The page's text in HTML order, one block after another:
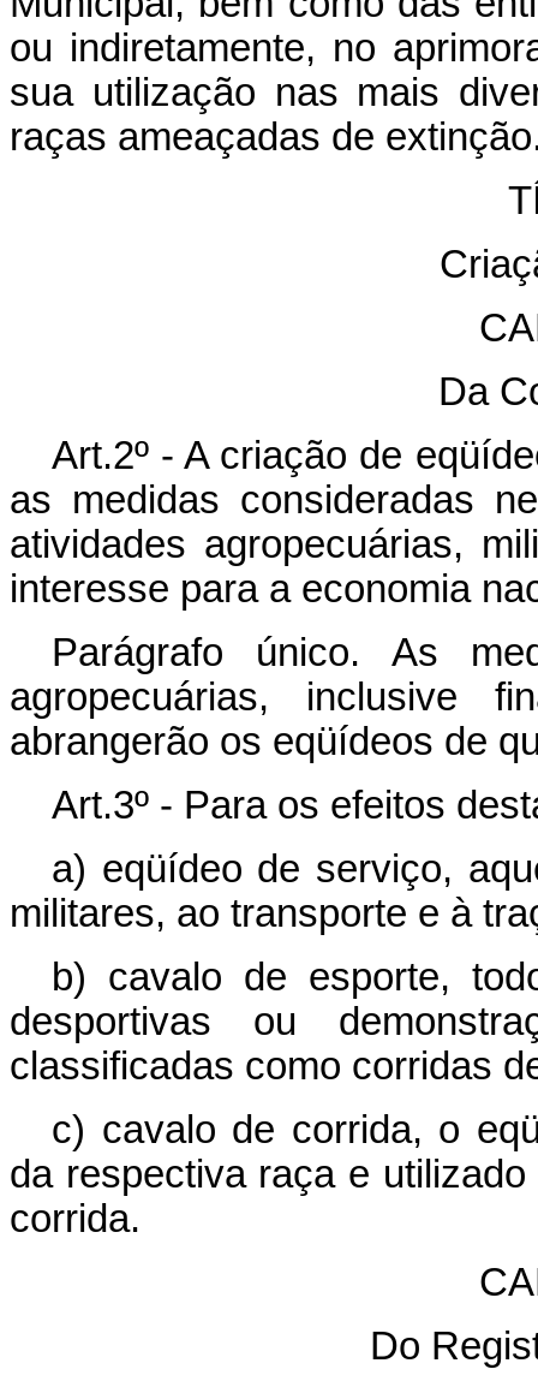
ou indiretamente, no
sua utilização nas mais
raças ameaçadas de
Da
Art.2º - A criação de
as medidas consideradas
atividades agropecuárias,
interesse para a economia
Parágrafo único. As
agropecuárias, inclusive
abrangerão os eqüídeos de
Art.3º - Para os efeitos
a) eqüídeo de serviço,
militares, ao transporte e à
b) cavalo de esporte,
desportivas ou
classificadas como corridas
c) cavalo de corrida, o
da respectiva raça e
corrida.
Do